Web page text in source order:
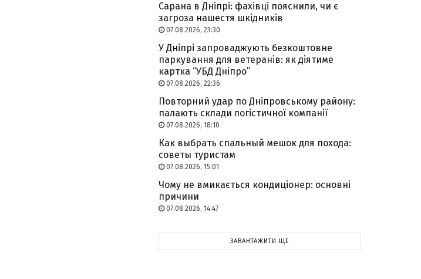
Сарана в Дніпрі: фахівці пояснили, чи є
загроза нашестя шкідників
07.08.2026, 23:30
У Дніпрі запроваджують безкоштовне
паркування для ветеранів: як діятиме
картка “УБД Дніпро”
07.08.2026, 22:36
Повторний удар по Дніпровському району:
палають склади логістичної компанії
07.08.2026, 18:10
Как выбрать спальный мешок для похода:
советы туристам
07.08.2026, 15:01
Чому не вмикається кондиціонер: основні
причини
07.08.2026, 14:47
ЗАВАНТАЖИТИ ЩЕ